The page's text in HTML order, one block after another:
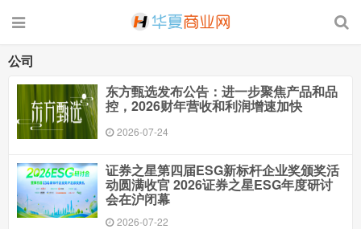
公司
东方甄选发布公告：进一步聚焦产品和品
控，2026财年营收和利润增速加快
2026-07-24
证券之星第四届ESG新标杆企业奖颁奖活
动圆满收官 2026证券之星ESG年度研讨
会在沪闭幕
2026-07-22